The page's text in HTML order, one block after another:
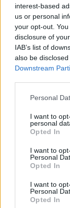
interest-based
us or personal
your opt-out.
disclosure of
IAB’s list of
also be
Downstream
Personal
I want to
personal
Opted In
I want to
Personal
Opted In
I want to
Personal
Opted In
πρωθυπουργό
κρύβεται πίσω
κυβέρνησής
όπλα να
υποστηρίζει.
Ακτοπλοϊκά
αδιάφορου (ή
και βλέπει τις